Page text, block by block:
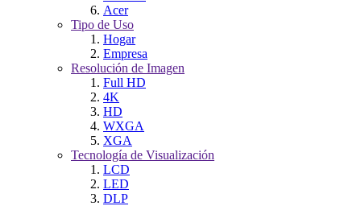
Acer
Tipo de Uso
Hogar
Empresa
Resolución de Imagen
Full HD
4K
HD
WXGA
XGA
Tecnología de Visualización
LCD
LED
DLP